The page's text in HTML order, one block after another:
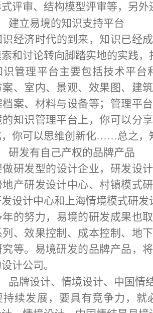
评审、结构模型评审等，另
建立易境的知识支持平台
识经济时代的到来，知识已经
和讨论转向脚踏实地的实践
识管理平台主要包括技术平
、室内、景观、效果图、建
案、材料与设备等；管理平
知识管理平台上，你可以分
，你可以思维创新化……总之，
研发有自己产权的品牌产品
做研发型的设计企业，研发设
产研发设计中心、村镇模式
设计中心和上海情境模式研发
年的努力，易境的研发成果也
、效果控制、成本控制、地
究等。易境研发的品牌产品，将
计公司。
品牌设计、情境设计、中国情
持续发展，要具有竞争力，